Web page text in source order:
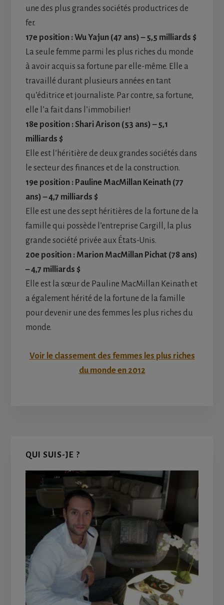
une des plus grandes sociétés productrices de
fer.
17e position : Wu Yajun (47 ans) – 5,5 milliards $
La seule femme parmi les plus riches du monde
à avoir acquis sa fortune par elle-même. Elle a
travaillé durant plusieurs années en tant
qu’éditrice et journaliste. Par contre, sa fortune,
elle l’a fait dans l’immobilier!
18e position : Shari Arison (53 ans) – 5,1
milliards $
Elle est l’héritière de deux grandes sociétés dans
le secteur des finances et de la construction.
19e position : Pauline MacMillan Keinath (77
ans) – 4,7 milliards $
Elle est une des sept héritières de la fortune de la
famille qui possède l’entreprise Cargill, la plus
grande société privée aux États-Unis.
20e position : Marion MacMillan Pichat (78 ans)
– 4,7 milliards $
Elle est la sœur de Pauline MacMillan Keinath et
a également hérité de la fortune de la famille
pour devenir une des femmes les plus riches du
monde.
Voir le classement des femmes les plus riches
du monde en 2012
Primary
Sidebar
QUI SUIS-JE ?